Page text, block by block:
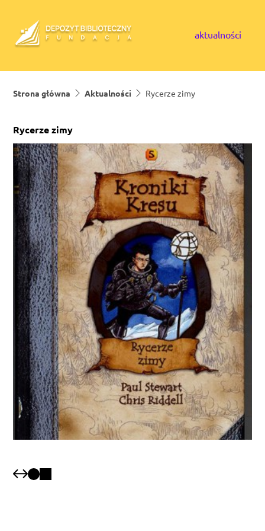
aktualności
Strona główna Aktualności Rycerze zimy
Rycerze zimy